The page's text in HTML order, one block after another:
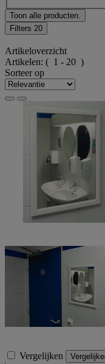
Toon alle producten.
Filters 20
Artikeloverzicht
Artikelen: ( 1 - 20 )
Sorteer op
Vergelijken